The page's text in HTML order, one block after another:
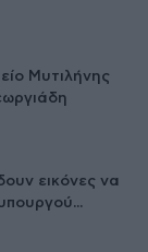
Μυτιλήνης
εικόνες να